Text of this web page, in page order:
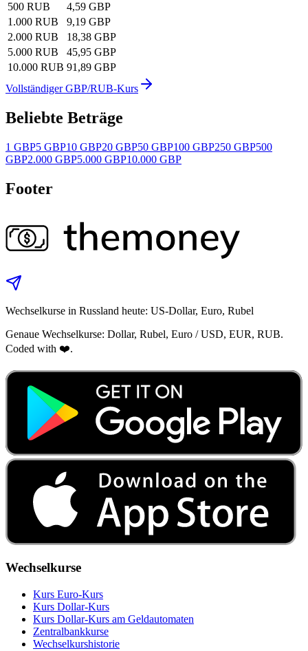
500 RUB
4,59 GBP
1.000 RUB
9,19 GBP
2.000 RUB
18,38 GBP
5.000 RUB
45,95 GBP
10.000 RUB 91,89 GBP
Vollständiger GBP/RUB-Kurs
Beliebte Beträge
1 GBP5 GBP10 GBP20 GBP50 GBP100 GBP250 GBP500
GBP2.000 GBP5.000 GBP10.000 GBP
Footer
Wechselkurse in Russland heute: US-Dollar, Euro, Rubel
Genaue Wechselkurse: Dollar, Rubel, Euro / USD, EUR, RUB.
Coded with ❤️.
Wechselkurse
Kurs Euro-Kurs
Kurs Dollar-Kurs
Kurs Dollar-Kurs am Geldautomaten
Zentralbankkurse
Wechselkurshistorie